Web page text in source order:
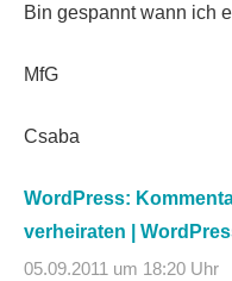
Bin gespannt wann ich
MfG
Csaba
WordPress:
verheiraten |
05.09.2011 um 18:20 Uhr